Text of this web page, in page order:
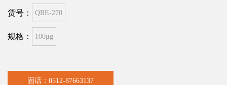
货号： QRE-270
规格： 100μg
固话：0512-87663137